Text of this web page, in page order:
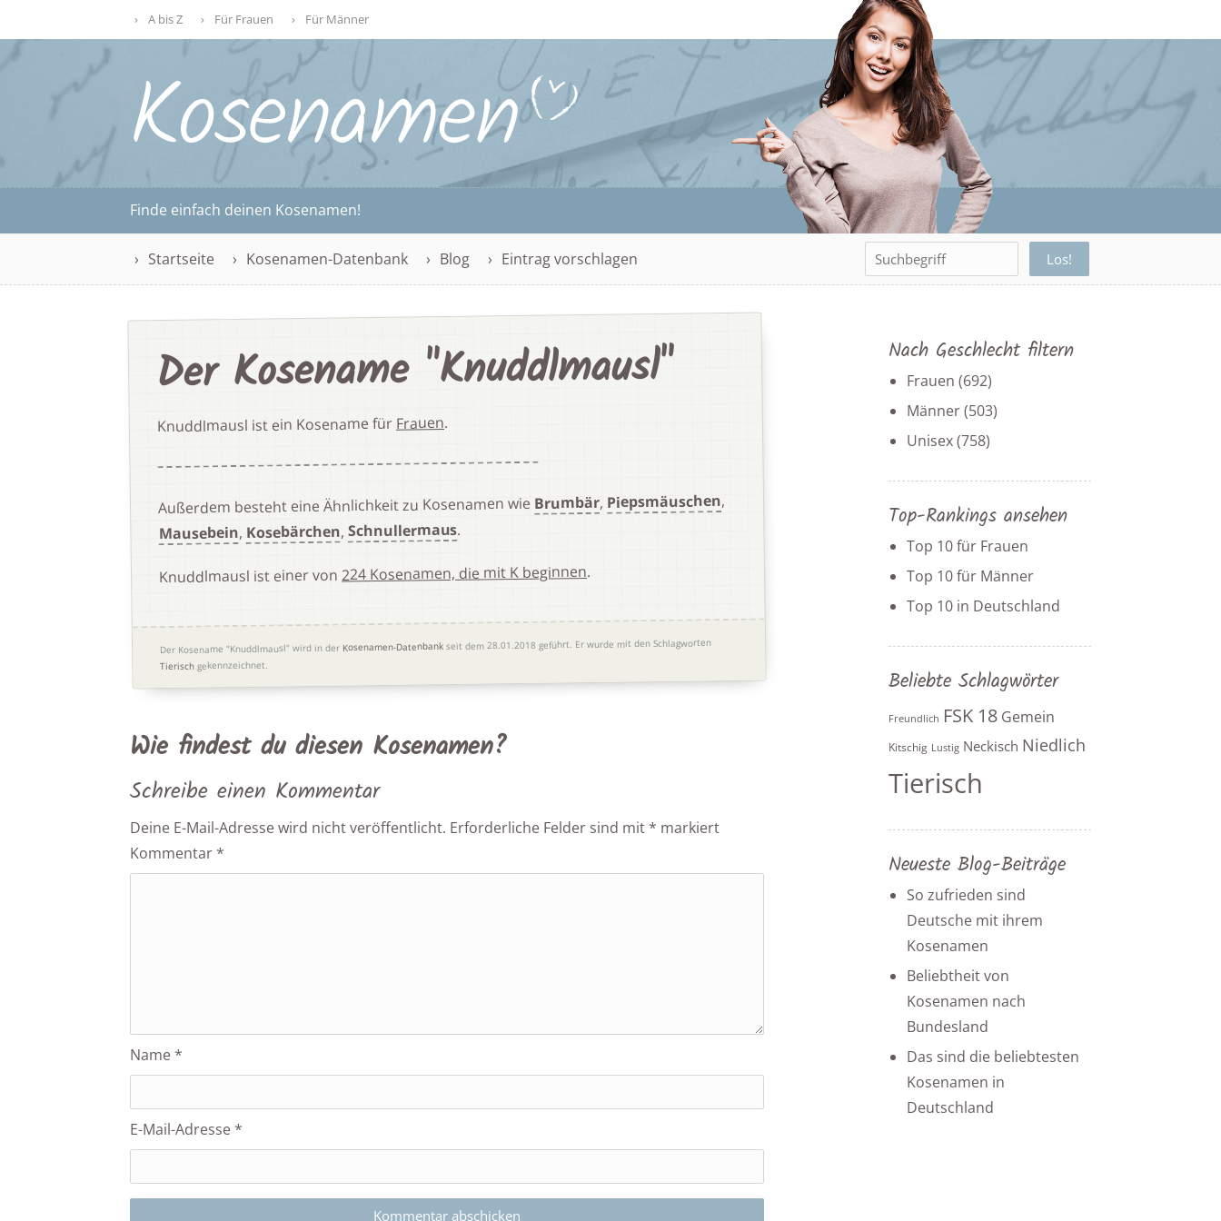
A bis Z Für Frauen Für Männer
Finde einfach deinen Kosenamen!
Startseite Kosenamen-Datenbank Blog Eintrag vorschlagen
Der Kosename "Knuddlmausl"
Knuddlmausl ist ein Kosename fürFrauen.
Außerdem besteht eine Ähnlichkeit zu Kosenamen wie Brumbär, Piepsmäuschen,
Mausebein, Kosebärchen, Schnullermaus.
Knuddlmausl ist einer von224 Kosenamen, die mit K beginnen.
Der Kosename "Knuddlmausl" wird in der Kosenamen-Datenbankseit dem 28.01.2018 geführt. Er wurde mit den Schlagworten
Tierisch gekennzeichnet.
Wie findest du diesen Kosenamen?
Schreibe einen Kommentar
Deine E-Mail-Adresse wird nicht veröffentlicht. Erforderliche Felder sind mit * markiert
Kommentar *
Name *
E-Mail-Adresse *
Nach Geschlecht filtern
Frauen (692)
Männer(503)
Unisex(758)
Top-Rankings ansehen
Top 10 für Frauen
Top 10 für Männer
Top 10 in Deutschland
Beliebte Schlagwörter
Freundlich FSK 18 Gemein
Kitschig Lustig Neckisch Niedlich
Tierisch
Neueste Blog-Beiträge
So zufrieden sind
Deutsche mit ihrem
Kosenamen
Beliebtheit von
Kosenamen nach
Bundesland
Das sind die beliebtesten
Kosenamen in
Deutschland